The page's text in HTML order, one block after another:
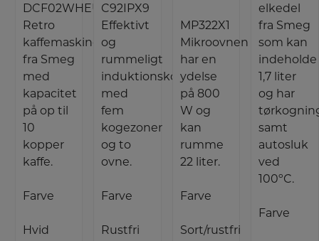
DCF02WHEU
Retro
kaffemaskine
fra Smeg
med
kapacitet
på op til
10
kopper
kaffe.
Farve
Hvid
C92IPX9
Effektivt
og
rummeligt
induktionskomfur
med
fem
kogezoner
og to
ovne.
Farve
Rustfri
MP322X1
Mikroovnen
har en
ydelse
på 800
W og
kan
rumme
22 liter.
Farve
Sort/rustfri
elkedel
fra Smeg
som kan
indeholde
1,7 liter
og har
samt
autosluk
ved
100ºC.
Farve